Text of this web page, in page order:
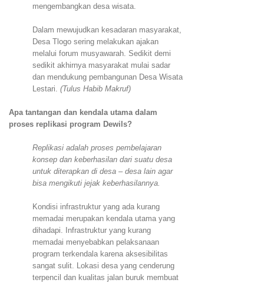
mengembangkan desa wisata.
Dalam mewujudkan kesadaran masyarakat,
Desa Tlogo sering melakukan ajakan
melalui forum musyawarah. Sedikit demi
sedikit akhirnya masyarakat mulai sadar
dan mendukung pembangunan Desa Wisata
Lestari. (Tulus Habib Makruf)
Apa tantangan dan kendala utama dalam
proses replikasi program Dewils?
Replikasi adalah proses pembelajaran
konsep dan keberhasilan dari suatu desa
untuk diterapkan di desa – desa lain agar
bisa mengikuti jejak keberhasilannya.
Kondisi infrastruktur yang ada kurang
memadai merupakan kendala utama yang
dihadapi. Infrastruktur yang kurang
memadai menyebabkan pelaksanaan
program terkendala karena aksesibilitas
sangat sulit. Lokasi desa yang cenderung
terpencil dan kualitas jalan buruk membuat